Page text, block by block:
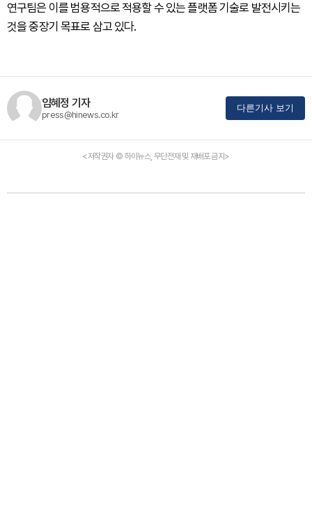
연구팀은 이를 범용적으로 적용할 수 있는 플랫폼 기술로 발전시키는
것을 중장기 목표로 삼고 있다.
임혜정 기자
press@hinews.co.kr
다른기사 보기
<저작권자 © 하이뉴스, 무단전재 및 재배포 금지>